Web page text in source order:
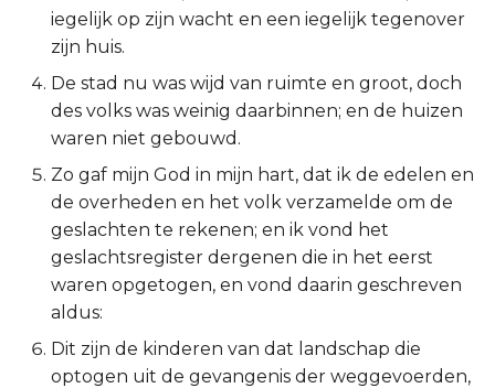
Éfeze
Filipenzen
1 Thessalonicenzen
2 Thessalonicenzen
1 Timótheüs
2 Timótheüs
iegelijk op zijn wacht en een iegelijk tegenover
zijn huis.
De stad nu was wijd van ruimte en groot, doch
des volks was weinig daarbinnen; en de huizen
waren niet gebouwd.
Zo gaf mijn God in mijn hart, dat ik de edelen en
de overheden en het volk verzamelde om de
geslachten te rekenen; en ik vond het
geslachtsregister dergenen die in het eerst
waren opgetogen, en vond daarin geschreven
aldus:
Dit zijn de kinderen van dat landschap die
optogen uit de gevangenis der weggevoerden,